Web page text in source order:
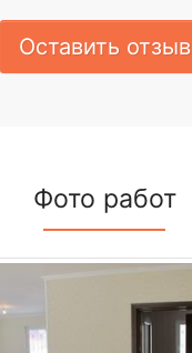
Оставить отзыв
Фото работ